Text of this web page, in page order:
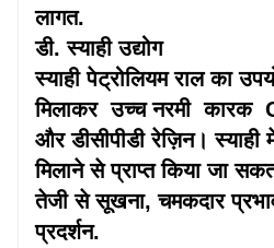
लागत.
डी. स्याही उद्योग
स्याही पेट्रोलियम राल का
मिलाकर उच्च नरमी कारक
और डीसीपीडी रेज़िन। स्याही
मिलाने से प्राप्त किया जा
तेजी से सूखना, चमकदार
प्रदर्शन.